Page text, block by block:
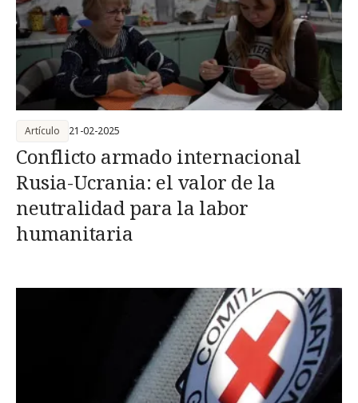
Conflicto armado internacional
Rusia-Ucrania: el valor de la
neutralidad para la labor
humanitaria
Artículo 21-02-2025